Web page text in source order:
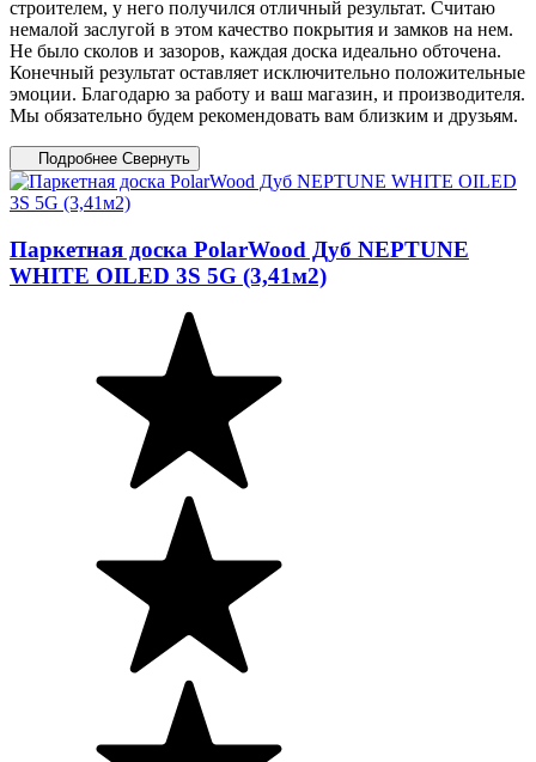
строителем, у него получился отличный результат. Считаю
немалой заслугой в этом качество покрытия и замков на нем.
Не было сколов и зазоров, каждая доска идеально обточена.
Конечный результат оставляет исключительно положительные
эмоции. Благодарю за работу и ваш магазин, и производителя.
Мы обязательно будем рекомендовать вам близким и друзьям.
Подробнее Свернуть
Паркетная доска PolarWood Дуб NEPTUNE
WHITE OILED 3S 5G (3,41м2)